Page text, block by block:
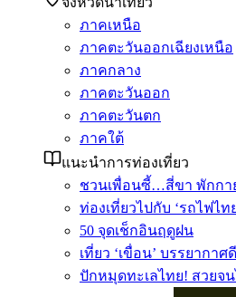
ภาคเหนือ
ภาคตะวันออกเฉียงเหนือ
ภาคกลาง
ภาคตะวันออก
ภาคตะวันตก
ภาคใต้
แนะนำการท่องเที่ยว
ชวนเพื่อนซี้…สี่ขา พักกา
ท่องเที่ยวไปกับ ‘รถไฟไท
50 จุดเช็กอินฤดูฝน
เที่ยว ‘เขื่อน’ บรรยากา
ปักหมุดทะเลไทย! สวยจ